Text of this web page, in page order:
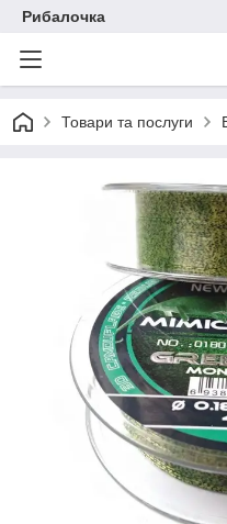
Рибалочка
Товари та послуги